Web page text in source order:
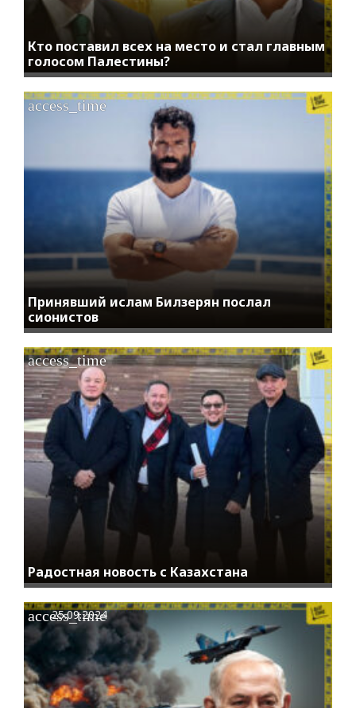
Кто поставил всех на место и стал главным
голосом Палестины?
Принявший ислам Билзерян послал
сионистов
access_time
Радостная новость с Казахстана
access_time
access_time
25.09.2024